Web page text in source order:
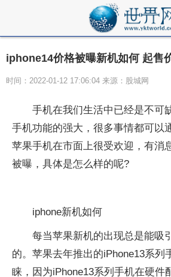
iphone14价格被曝新机如何 起售
时间：2022-01-12 17:06:04 来源：股城网
手机在我们生活中已经是不可
手机功能的强大，很多事情都可以
苹果手机在市面上很受欢迎，有消
被曝，具体是怎么样的呢?
iphone新机如何
每当苹果新机的出现总是能吸
的。苹果去年推出的iPhone13系列
睐，因为iPhone13系列手机在硬件